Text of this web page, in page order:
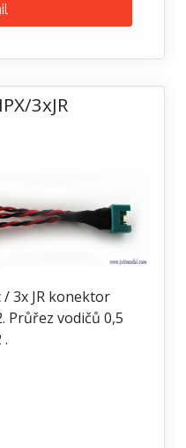
3xJR
/ 3x JR konektor
Průřez vodičů 0,5
.